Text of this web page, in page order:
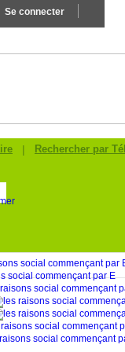
Se connecter
| Rechercher par